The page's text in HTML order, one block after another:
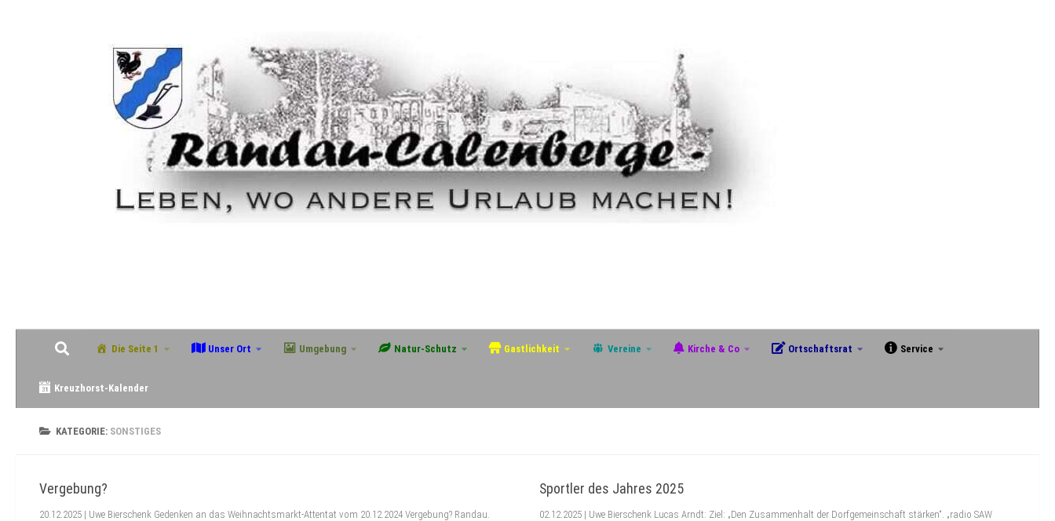
Die Seite 1 Unser Ort Umgebung Natur-Schutz Gastlichkeit Vereine Kirche & Co Ortschaftsrat Service
Kreuzhorst-Kalender
KATEGORIE: SONSTIGES
Vergebung?
20.12.2025 | Uwe Bierschenk Gedenken an das Weihnachtsmarkt-Attentat vom 20.12.2024 Vergebung? Randau.
Sportler des Jahres 2025
02.12.2025 | Uwe Bierschenk Lucas Arndt: Ziel: „Den Zusammenhalt der Dorfgemeinschaft stärken“. „radio SAW